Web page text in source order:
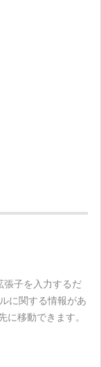
張子を入力するだ
に関する情報があ
に移動できます。